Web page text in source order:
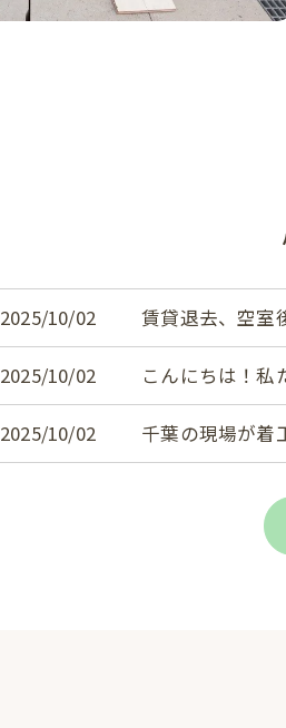
2025/10/02 賃貸退去、空
2025/10/02 こんにちは！私
2025/10/02 千葉の現場が着